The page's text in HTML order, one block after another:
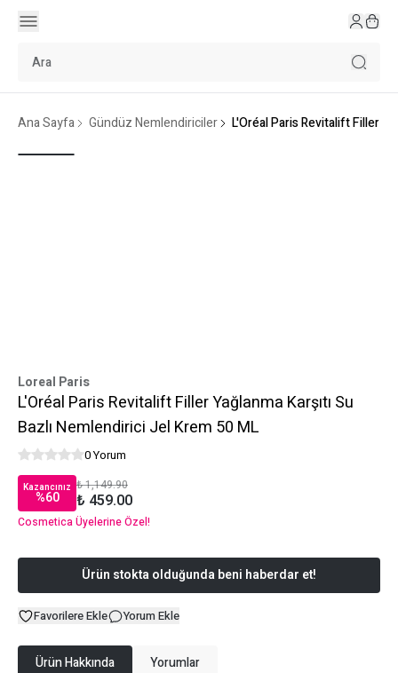
Ana Sayfa Gündüz Nemlendiriciler L'Oréal Paris Revitalift Filler
Loreal Paris
L'Oréal Paris Revitalift Filler Yağlanma Karşıtı Su
Bazlı Nemlendirici Jel Krem 50 ML
0 Yorum
Kazancınız
%60
₺ 1,149.90
₺ 459.00
Cosmetica Üyelerine Özel!
Ürün stokta olduğunda beni haberdar et!
Favorilere Ekle Yorum Ekle
Ürün Hakkında Yorumlar